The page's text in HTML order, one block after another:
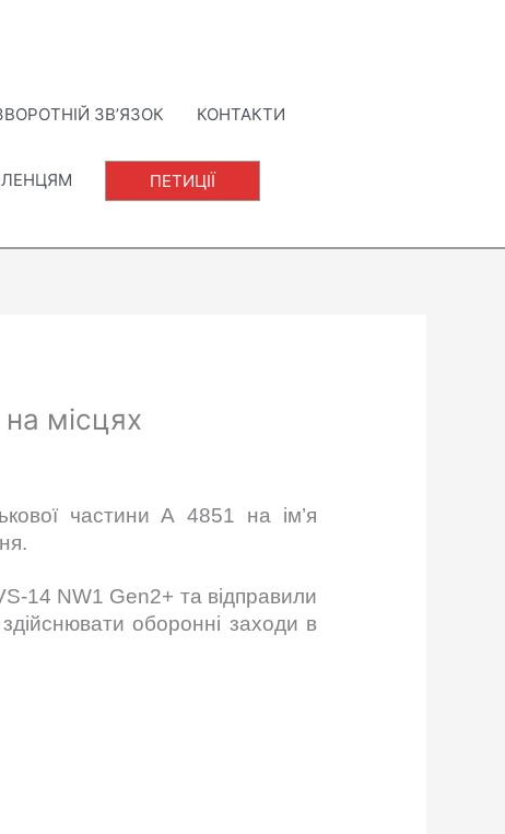
ЗВ’ЯЗОК КОНТАКТИ
ПЕТИЦІЇ
місцях
частини А 4851 на ім’я
14 NW1 Gen2+ та відправили
оборонні заходи в